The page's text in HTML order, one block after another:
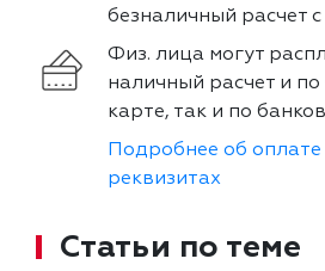
безналичный расчет
Физ. лица могут
наличный расчет и по
карте, так и по
Подробнее об
реквизитах
Статьи по теме